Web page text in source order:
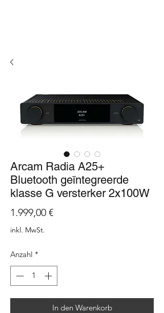
Arcam Radia A25+
Bluetooth geïntegreerde
klasse G versterker 2x100W
1.999,00 €Preis
inkl. MwSt.
Anzahl *
In den Warenkorb